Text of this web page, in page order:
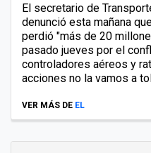
El secretario de
denunció esta mañana
perdió "más de 20
pasado jueves por el
controladores aéreos y
acciones no la vamos a
VER MÁS DE EL